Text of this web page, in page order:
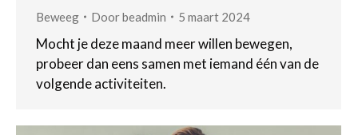
Beweeg Doorbeadmin 5 maart 2024
Mocht je deze maand meer willen bewegen,
probeer dan eens samen met iemand één van de
volgende activiteiten.